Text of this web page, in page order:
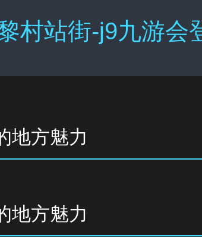
村站街-j9九游会
地方魅力
地方魅力